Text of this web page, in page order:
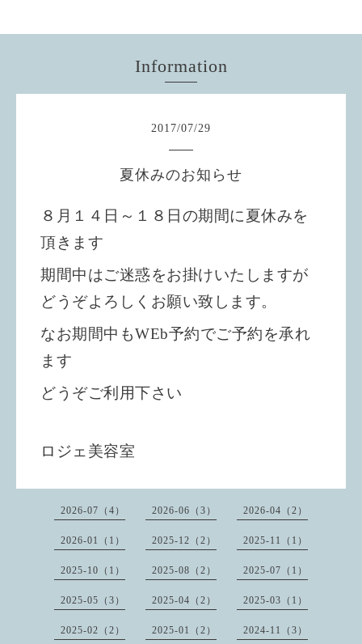
Information
2017/07/29
夏休みのお知らせ
８月１４日～１８日の期間に夏休みを
頂きます
期間中はご迷惑をお掛けいたしますが
どうぞよろしくお願い致します。
なお期間中もWEb予約でご予約を承れ
ます
どうぞご利用下さい
ロジェ美容室
2026-07（4） 2026-06（3） 2026-04（2）
2026-01（1） 2025-12（2） 2025-11（1）
2025-10（1） 2025-08（2） 2025-07（1）
2025-05（3） 2025-04（2） 2025-03（1）
2025-02（2） 2025-01（2） 2024-11（3）